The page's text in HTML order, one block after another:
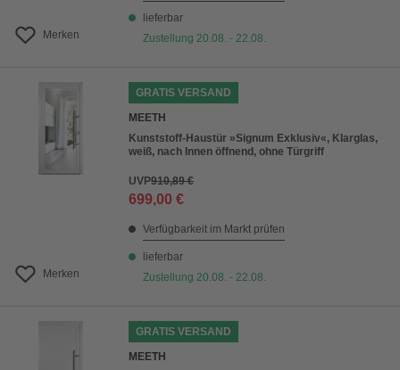
Merken
lieferbar
Zustellung 20.08. - 22.08.
Merken
GRATIS VERSAND
MEETH
Kunststoff-Haustür »Signum Exklusiv«, Klarglas,
weiß, nach Innen öffnend, ohne Türgriff
UVP910,89 €
699,00 €
Verfügbarkeit im Markt prüfen
lieferbar
Zustellung 20.08. - 22.08.
GRATIS VERSAND
MEETH